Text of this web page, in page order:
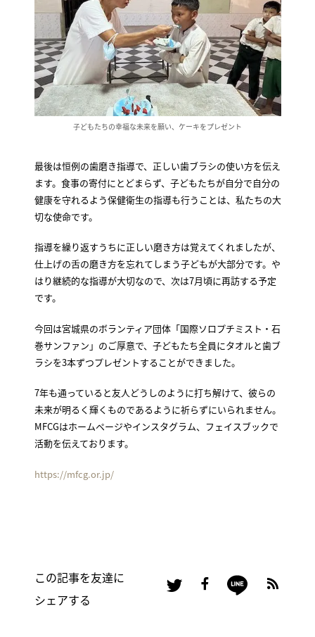
子どもたちの幸福な未来を願い、ケーキをプレゼント
最後は恒例の歯磨き指導で、正しい歯ブラシの使い方を伝え
ます。食事の寄付にとどまらず、子どもたちが自分で自分の
健康を守れるよう保健衛生の指導も行うことは、私たちの大
切な使命です。
指導を繰り返すうちに正しい磨き方は覚えてくれましたが、
仕上げの舌の磨き方を忘れてしまう子どもが大部分です。や
はり継続的な指導が大切なので、次は7月頃に再訪する予定
です。
今回は宮城県のボランティア団体「国際ソロプチミスト・石
巻サンファン」のご厚意で、子どもたち全員にタオルと歯ブ
ラシを3本ずつプレゼントすることができました。
7年も通っていると友人どうしのように打ち解けて、彼らの
未来が明るく輝くものであるように祈らずにいられません。
MFCGはホームページやインスタグラム、フェイスブックで
活動を伝えております。
https://mfcg.or.jp/
この記事を友達に
シェアする